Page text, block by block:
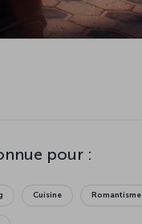
pour :
Cuisine Romantisme